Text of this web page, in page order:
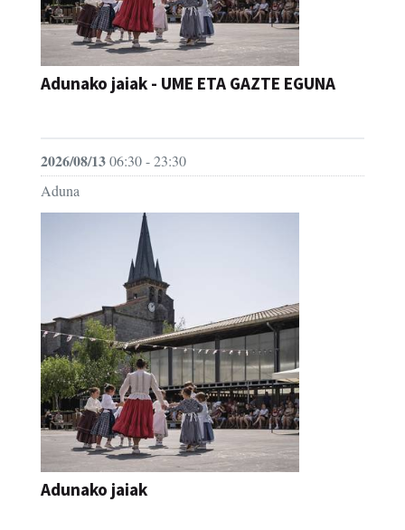
Adunako jaiak - UME ETA GAZTE EGUNA
2026/08/1306:30 - 23:30
Aduna
Adunako jaiak